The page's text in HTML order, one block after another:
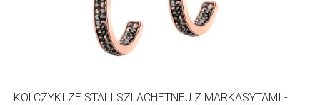
KOLCZYKI ZE STALI SZLACHETNEJ Z MARKASYTAMI -